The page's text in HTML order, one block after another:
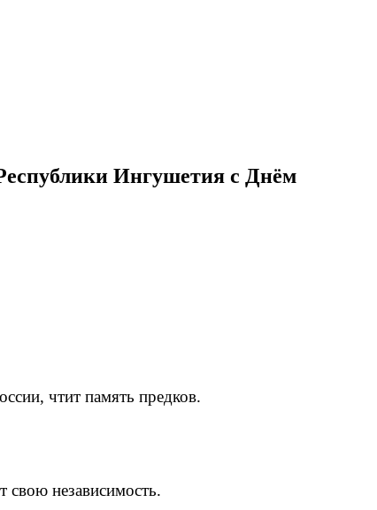
Ингушетия с Днём
чтит память предков.
свою независимость.